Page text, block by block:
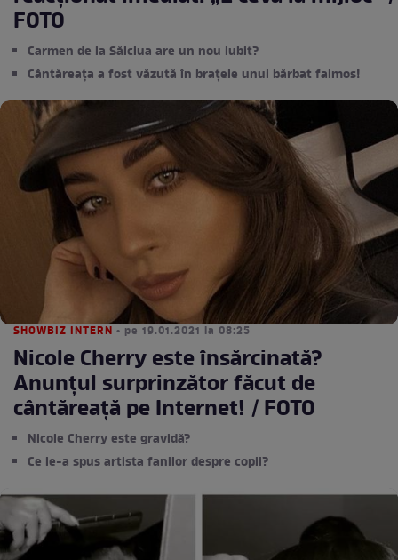
FOTO
Carmen de la Sălciua are un nou iubit?
Cântăreața a fost văzută în brațele unui bărbat faimos!
SHOWBIZ INTERN • pe 19.01.2021 la 08:25
Nicole Cherry este însărcinată?
Anunțul surprinzător făcut de
cântăreață pe Internet! / FOTO
Nicole Cherry este gravidă?
Ce le-a spus artista fanilor despre copii?